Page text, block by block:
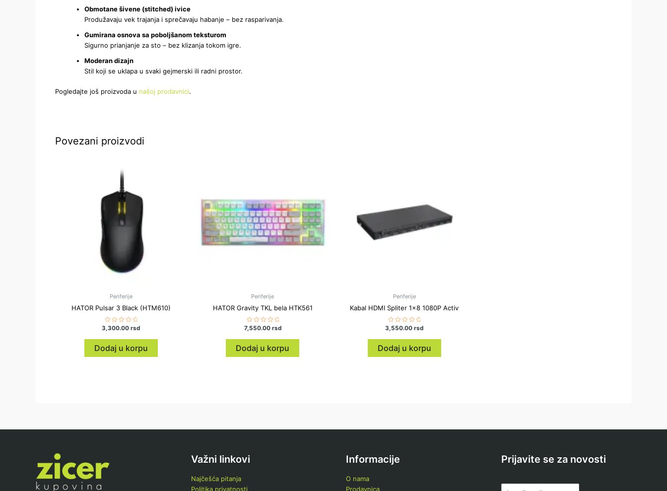
Obmotane šivene (stitched) ivice
Produžavaju vek trajanja i sprečavaju habanje – bez rasparivanja.
Gumirana osnova sa poboljšanom teksturom
Sigurno prianjanje za sto – bez klizanja tokom igre.
Moderan dizajn
Stil koji se uklapa u svaki gejmerski ili radni prostor.
Pogledajte još proizvoda u našoj prodavnici.
Povezani proizvodi
Periferije
HATOR Pulsar 3 Black (HTM610)
Ocenjeno
sa
0
od
5
3,300.00rsd
Dodaj u korpu
Periferije
HATOR Gravity TKL bela HTK561
Ocenjeno
sa
0
od
5
7,550.00 rsd
Dodaj u korpu
Periferije
Kabal HDMI Spliter 1×8 1080P Activ
Ocenjeno
sa
0
od
5
3,550.00rsd
Dodaj u korpu
Važni linkovi
Najčešća pitanja
Politika privatnosti
Informacije
O nama
Prodavnica
Prijavite se za novosti